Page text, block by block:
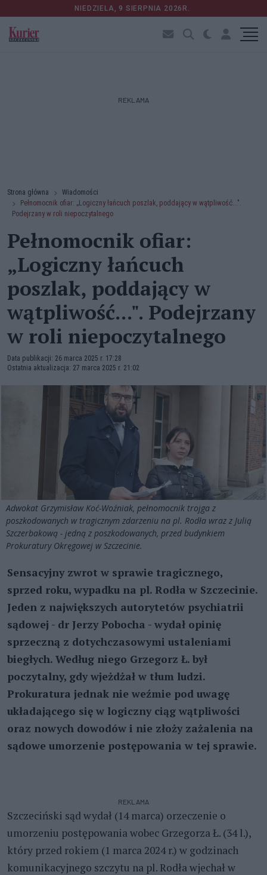
NIEDZIELA, 9 SIERPNIA 2026R.
REKLAMA
Strona główna
Wiadomości
Pełnomocnik ofiar: „Logiczny łańcuch poszlak, poddający w wątpliwość...".
Podejrzany w roli niepoczytalnego
Pełnomocnik ofiar:
„Logiczny łańcuch
poszlak, poddający w
wątpliwość...". Podejrzany
w roli niepoczytalnego
Data publikacji: 26 marca 2025 r. 17:28
Ostatnia aktualizacja: 27 marca 2025 r. 21:02
Adwokat Grzymisław Koć-Woźniak, pełnomocnik trojga z
poszkodowanych w tragicznym zdarzeniu na pl. Rodła wraz z Julią
Szczerbakową - jedną z poszkodowanych, przed budynkiem
Prokuratury Okręgowej w Szczecinie.
Sensacyjny zwrot w sprawie tragicznego,
sprzed roku, wypadku na pl. Rodła w Szczecinie.
Jeden z największych autorytetów psychiatrii
sądowej - dr Jerzy Pobocha - wydał opinię
sprzeczną z dotychczasowymi ustaleniami
biegłych. Według niego Grzegorz Ł. był
poczytalny, gdy wjeżdżał w tłum ludzi.
Prokuratura jednak nie weźmie pod uwagę
układającego się w logiczny ciąg wątpliwości
oraz nowych dowodów i nie złoży zażalenia na
sądowe umorzenie postępowania w tej sprawie.
REKLAMA
Szczeciński sąd wydał (14 marca) orzeczenie o
umorzeniu postępowania wobec Grzegorza Ł. (34 l.),
który przed rokiem (1 marca 2024 r.) w godzinach
komunikacyjnego szczytu na pl. Rodła wjechał w